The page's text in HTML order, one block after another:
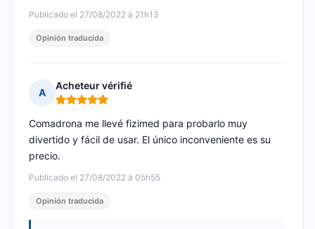
Publicado el 27/08/2022 à 21h13
Opinión traducida
A
Acheteur vérifié
Nota: 5 de 5
Publicado el 27/08/2022 à 05h55
Comadrona me llevé fizimed para probarlo muy
divertido y fácil de usar. El único inconveniente es su
precio.
Opinión traducida